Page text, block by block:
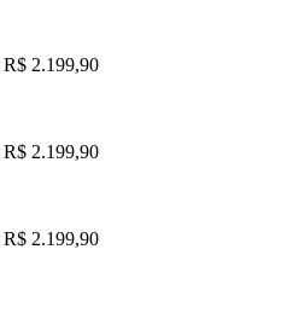
R$ 2.199,90
R$ 2.199,90
R$ 2.199,90